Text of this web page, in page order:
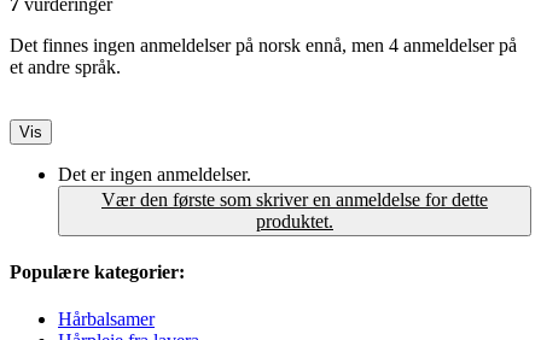
7 vurderinger
Det finnes ingen anmeldelser på norsk ennå, men 4 anmeldelser på
et andre språk.
Vis
Det er ingen anmeldelser.
Vær den første som skriver en anmeldelse for dette
produktet.
Populære kategorier:
Hårbalsamer